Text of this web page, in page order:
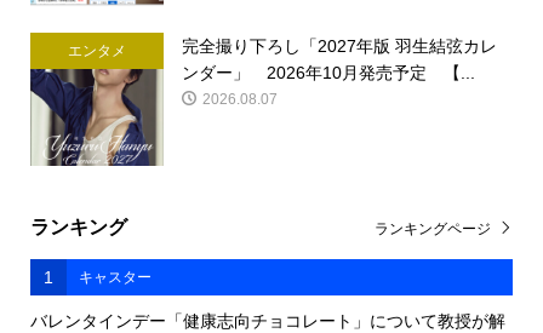
エンタメ
完全撮り下ろし「2027年版 羽生結弦カレ
ンダー」 2026年10月発売予定 【...
2026.08.07
ランキング
1 キャスター
バレンタインデー「健康志向チョコレート」について教授が解
ランキングページ